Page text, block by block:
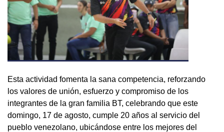
Esta actividad fomenta la sana competencia, reforzando
los valores de unión, esfuerzo y compromiso de los
integrantes de la gran familia BT, celebrando que este
domingo, 17 de agosto, cumple 20 años al servicio del
pueblo venezolano, ubicándose entre los mejores del